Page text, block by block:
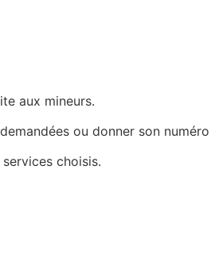
aux mineurs.
ou donner son numéro
choisis.